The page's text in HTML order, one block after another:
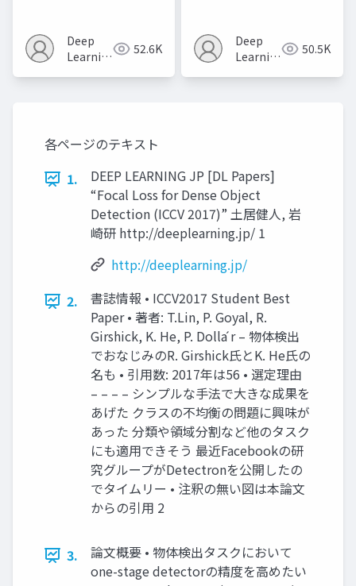
Deep
Learning
52.6K
Deep
Learning
50.5K
各ページのテキスト
1.
DEEP LEARNING JP [DL Papers]
“Focal Loss for Dense Object
Detection (ICCV 2017)” 土居健人, 岩
崎研 http://deeplearning.jp/ 1
http://deeplearning.jp/
2.
書誌情報 • ICCV2017 Student Best
Paper • 著者: T.Lin, P. Goyal, R.
Girshick, K. He, P. Dolla ́r – 物体検出
でおなじみのR. Girshick氏とK. He氏の
名も • 引用数: 2017年は56 • 選定理由
– – – – シンプルな手法で大きな成果を
あげた クラスの不均衡の問題に興味が
あった 分類や領域分割など他のタスク
にも適用できそう 最近Facebookの研
究グループがDetectronを公開したの
でタイムリー • 注釈の無い図は本論文
からの引用 2
3.
論文概要 • 物体検出タスクにおいて
one-stage detectorの精度を高めたい